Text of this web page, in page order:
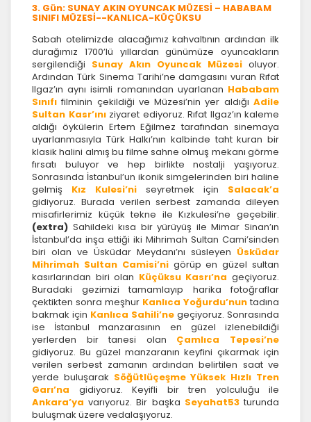
Pazarlama Çerezleri
Size ve ilgi alanlarınıza uygun reklamlar göstermek
için kullanılır. Kapatırsanız reklamları görmeye devam
edersiniz, ancak daha az alakalı olabilirler.
Tercihleri Kaydet
3. Gün: SUNAY AKIN OYUNCAK MÜZESİ – HABABAM
SINIFI MÜZESİ--KANLICA-KÜÇÜKSU
Sabah otelimizde alacağımız kahvaltının ardından ilk
durağımız 1700’lü yıllardan günümüze oyuncakların
sergilendiği Sunay Akın Oyuncak Müzesi oluyor.
Ardından Türk Sinema Tarihi’ne damgasını vuran Rıfat
Ilgaz’ın aynı isimli romanından uyarlanan Hababam
Sınıfı filminin çekildiği ve Müzesi’nin yer aldığı Adile
Sultan Kasr’ınıziyaret ediyoruz. Rıfat Ilgaz’ın kaleme
aldığı öykülerin Ertem Eğilmez tarafından sinemaya
uyarlanmasıyla Türk Halkı’nın kalbinde taht kuran bir
klasik halini almış bu filme sahne olmuş mekanı görme
fırsatı buluyor ve hep birlikte nostalji yaşıyoruz.
Sonrasında İstanbul’un ikonik simgelerinden biri haline
gelmiş Kız Kulesi’ni seyretmek için Salacak’a
gidiyoruz. Burada verilen serbest zamanda dileyen
misafirlerimiz küçük tekne ile Kızkulesi’ne geçebilir.
(extra) Sahildeki kısa bir yürüyüş ile Mimar Sinan’ın
İstanbul’da inşa ettiği iki Mihrimah Sultan Cami’sinden
biri olan ve Üsküdar Meydanı’nı süsleyen Üsküdar
Mihrimah Sultan Camisi’ni görüp en güzel sultan
kasırlarından biri olan Küçüksu Kasrı’nageçiyoruz.
Buradaki gezimizi tamamlayıp harika fotoğraflar
çektikten sonra meşhur Kanlıca Yoğurdu’nun tadına
bakmak için Kanlıca Sahili’ne geçiyoruz. Sonrasında
ise İstanbul manzarasının en güzel izlenebildiği
yerlerden bir tanesi olan Çamlıca Tepesi’ne
gidiyoruz. Bu güzel manzaranın keyfini çıkarmak için
verilen serbest zamanın ardından belirtilen saat ve
yerde buluşarak Söğütlüçeşme Yüksek Hızlı Tren
Garı’na gidiyoruz. Keyifli bir tren yolculuğu ile
Ankara’yavarıyoruz. Bir başka Seyahat53turunda
buluşmak üzere vedalaşıyoruz.